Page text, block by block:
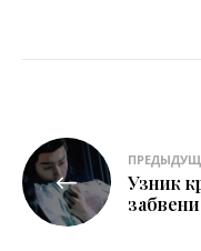
Навигация
по
записям
Узник